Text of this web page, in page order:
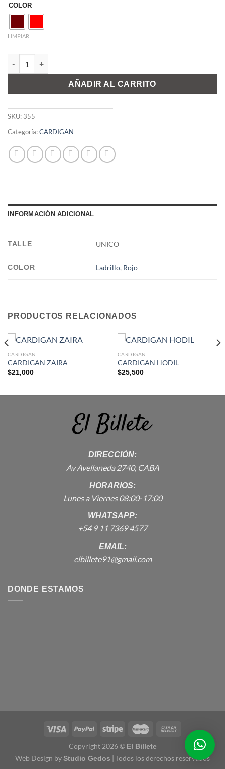
COLOR
LIMPIAR
AÑADIR AL CARRITO
SKU: 355
Categoría:CARDIGAN
INFORMACIÓN ADICIONAL
TALLE UNICO
COLOR Ladrillo, Rojo
PRODUCTOS RELACIONADOS
CARDIGAN
CARDIGAN ZAIRA
$21,000
CARDIGAN
CARDIGAN HODIL
$25,500
DIRECCIÓN:
Av Avellaneda 2740, CABA
HORARIOS:
Lunes a Viernes 08:00-17:00
WHATSAPP:
+54 9 11 7369 4577
EMAIL:
elbillete91@gmail.com
DONDE ESTAMOS
Copyright 2026 © El Billete
Web Design byStudio Gedos | Todos los derechos reservados